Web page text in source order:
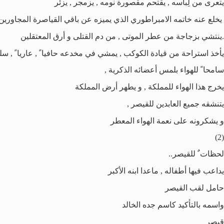
يتعرى من لِباسه , يقتحم مقصورة نومه , يزمجر , يزئر
يخلع عنه خاتمه الامبراطوري الذي يميزه عن باقي القياصرة
.ينتشي بزجاجة من عطر الموتى , من دم القتلى و أرق المعتقلين
يأخذ استراحة من قيادة الكوكب , يمشي في مخدعه حافيا ً , عاريا ً ,
سامحا ً للهواء بلمس أعضائه الذكرية ,
يخرج هذا الهواء للمملكة , و يطهر أرض المملكة
يتنشقه جميع العابدين للقيصر ,
و يشكرونه على نعمة الهواء المعطر
(2)
لحظات ٌ للقيصر..
يداعب فيها أطفاله , ماعدا ابنه الأكبر
حامل لقب القيصر
واسمه بالتأكيد كاسم جده الخالد
قيصر